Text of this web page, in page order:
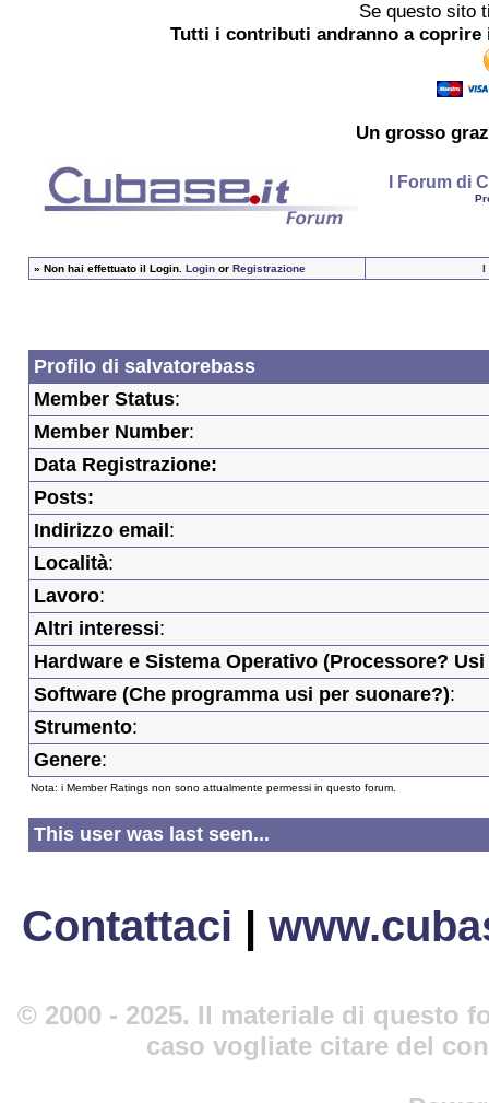
Se questo sito
Tutti i contributi andranno a
Un grosso
I Forum di
» Non hai effettuato il Login. Loginor Registrazione I
Profilo di salvatorebass
Member Status:
Member Number:
Data Registrazione:
Posts:
Indirizzo email :
Località:
Lavoro:
Altri interessi:
Hardware e Sistema Operativo (Processore?
Software (Che programma usi per suonare?):
Strumento:
Genere:
Nota: i Member Ratings non sono attualmente permessi in questo forum.
This user was last seen...
Contattaci |
© 2000 - 2025. Il materiale di questo
caso vogliate citare del